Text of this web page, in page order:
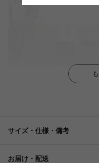
サイズ・仕様・備考
お届け・配送